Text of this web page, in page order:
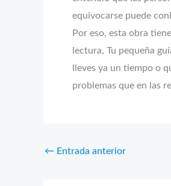
equivocarse puede
Por eso, esta obra
lectura, Tu pequeña
lleves ya un tiempo o
problemas que en las
← Entrada anterior